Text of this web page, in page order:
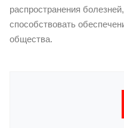
распространения
способствовать
общества.